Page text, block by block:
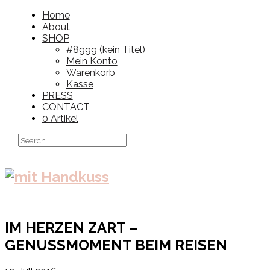
Home
About
SHOP
#8999 (kein Titel)
Mein Konto
Warenkorb
Kasse
PRESS
CONTACT
0 Artikel
IM HERZEN ZART –
GENUSSMOMENT BEIM REISEN